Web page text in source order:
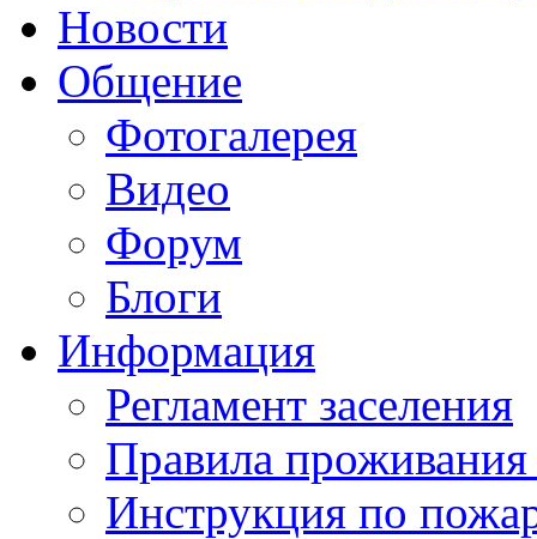
Новости
Общение
Фотогалерея
Видео
Форум
Блоги
Информация
Регламент заселения
Правила
Инструкция по